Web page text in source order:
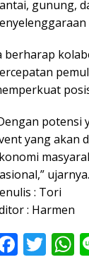
gunung,
berharap
potensi
yang akan
: Tori
: Harmen
F T